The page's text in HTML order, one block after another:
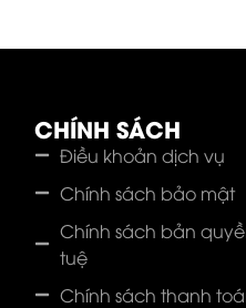
CHÍNH SÁCH
Điều khoản dịch vụ
Chính sách bảo mật
Chính sách bản
tuệ
Chính sách thanh